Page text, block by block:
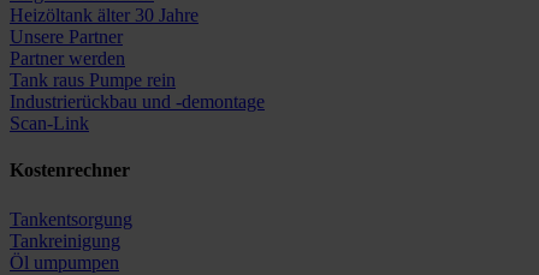
Heizöltank älter 30 Jahre
Unsere Partner
Partner werden
Tank raus Pumpe rein
Industrierückbau und -demontage
Scan-Link
Kostenrechner
Tankentsorgung
Tankreinigung
Öl umpumpen